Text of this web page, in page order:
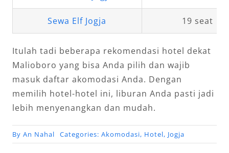
Sewa Elf Jogja 19 seat
Itulah tadi beberapa rekomendasi hotel dekat
Malioboro yang bisa Anda pilih dan wajib
masuk daftar akomodasi Anda. Dengan
memilih hotel-hotel ini, liburan Anda pasti jadi
lebih menyenangkan dan mudah.
By An Nahal Categories: Akomodasi, Hotel, Jogja